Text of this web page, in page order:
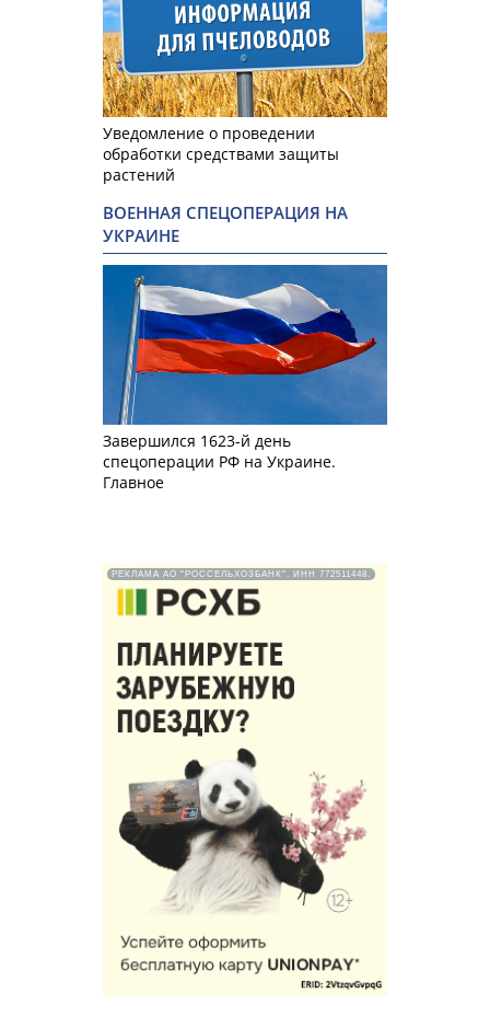
Уведомление о проведении
обработки средствами защиты
растений
ВОЕННАЯ СПЕЦОПЕРАЦИЯ НА
УКРАИНЕ
Завершился 1623-й день
спецоперации РФ на Украине.
Главное
РЕКЛАМА АО "РОССЕЛЬХОЗБАНК". ИНН 772511448.